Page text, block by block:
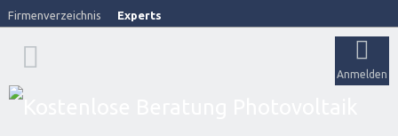
Firmenverzeichnis Experts
Anmelden